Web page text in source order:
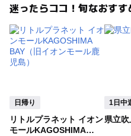
釣り
迷ったらココ！旬なおすす
日帰り
リトルプラネット イオン
モールKAGOSHIMA
1日中
県立